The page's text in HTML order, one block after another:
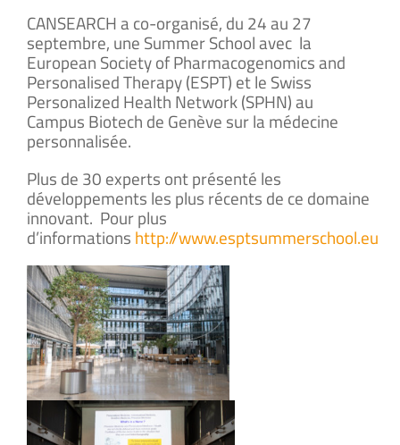
CANSEARCH a co-organisé, du 24 au 27
septembre, une Summer School avec la
European Society of Pharmacogenomics and
Personalised Therapy (ESPT) et le Swiss
Personalized Health Network (SPHN) au
Campus Biotech de Genève sur la médecine
personnalisée.
Plus de 30 experts ont présenté les
développements les plus récents de ce domaine
innovant. Pour plus
d’informations http://www.esptsummerschool.eu